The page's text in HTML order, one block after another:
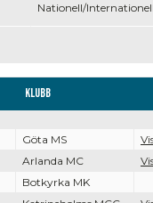
Nationell/Internationell
Klubb
Göta MS
Arlanda MC
Botkyrka MK